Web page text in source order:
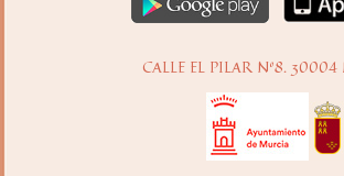
CALLE EL PILAR Nº8.